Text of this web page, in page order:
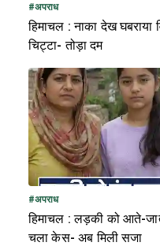
#अपराध
हिमाचल : नाका देख
चिट्टा- तोड़ा दम
#अपराध
हिमाचल : लड़की को आते-
चला केस- अब मिली सजा